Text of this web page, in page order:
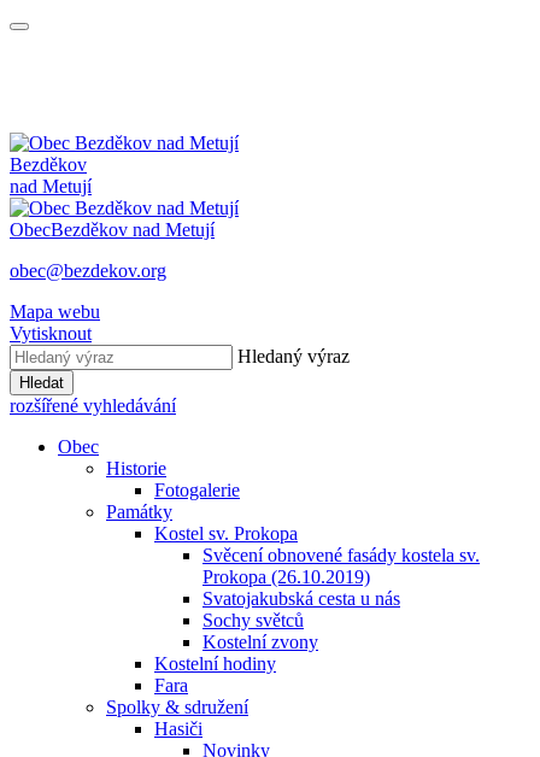
Bezděkov
nad Metují
ObecBezděkov nad Metují
obec@bezdekov.org
Mapa webu
Vytisknout
Hledaný výraz
Hledat
rozšířené vyhledávání
Obec
Historie
Fotogalerie
Památky
Kostel sv. Prokopa
Svěcení obnovené fasády kostela sv.
Prokopa (26.10.2019)
Svatojakubská cesta u nás
Sochy světců
Kostelní zvony
Kostelní hodiny
Fara
Spolky & sdružení
Hasiči
Novinky